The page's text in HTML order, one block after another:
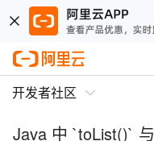
开发者社区
Java 中 `toList()`